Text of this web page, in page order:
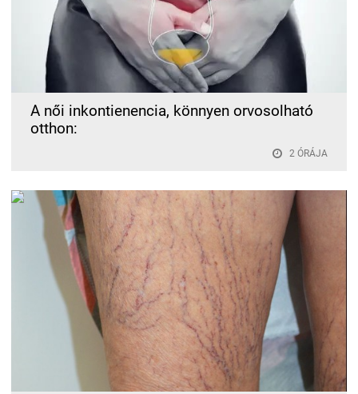
A női inkontienencia, könnyen orvosolható
otthon:
2 ÓRÁJA